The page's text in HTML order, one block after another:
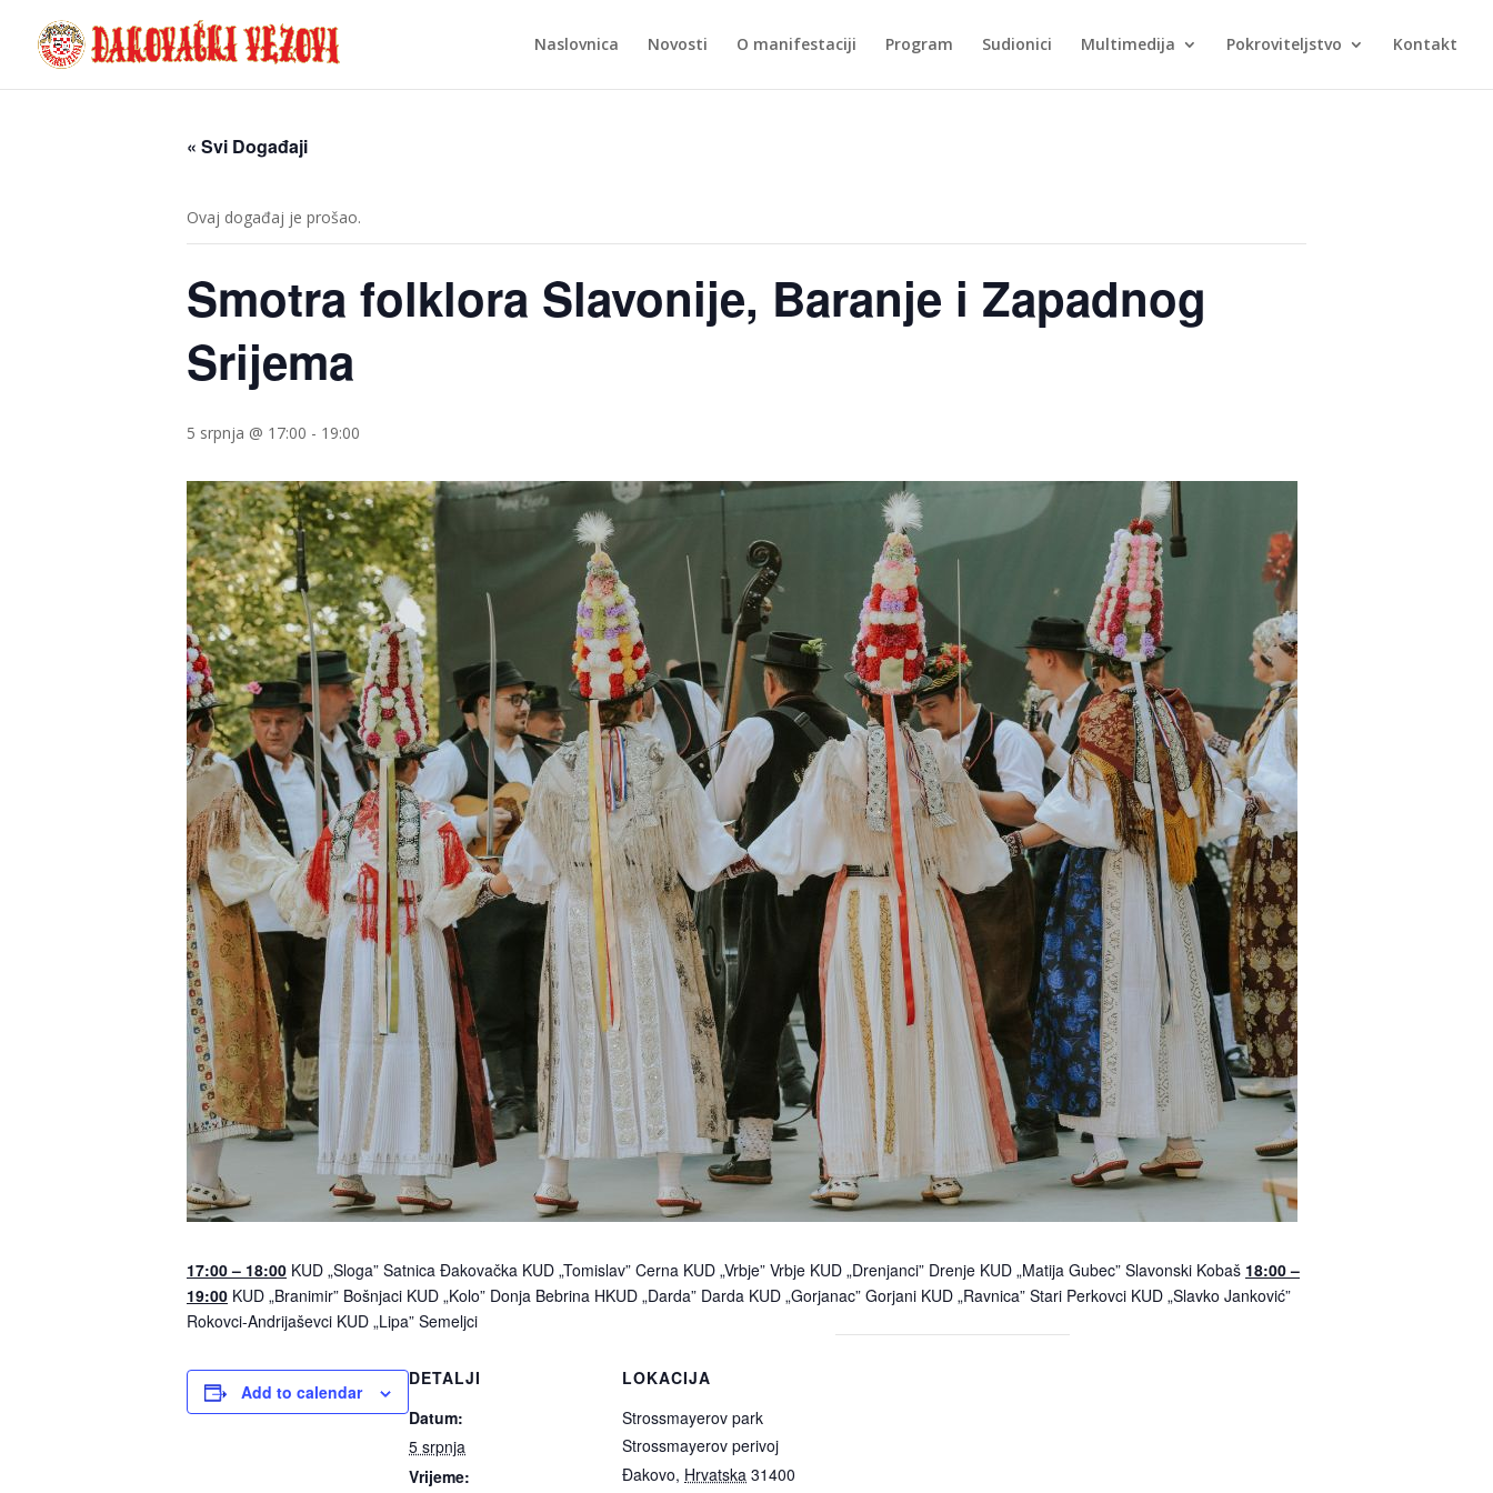
Naslovnica Novosti O manifestaciji Program Sudionici Multimedija Pokroviteljstvo Kontakt
« Svi Događaji
Ovaj događaj je prošao.
Smotra folklora Slavonije, Baranje i Zapadnog
Srijema
5 srpnja @ 17:00 - 19:00
17:00 – 18:00 KUD „Sloga” Satnica Đakovačka KUD „Tomislav” Cerna KUD „Vrbje” Vrbje KUD „Drenjanci” Drenje KUD „Matija Gubec” Slavonski Kobaš 18:00 –
19:00 KUD „Branimir” Bošnjaci KUD „Kolo” Donja Bebrina HKUD „Darda” Darda KUD „Gorjanac” Gorjani KUD „Ravnica” Stari Perkovci KUD „Slavko Janković”
Rokovci-Andrijaševci KUD „Lipa” Semeljci
Add to calendar
DETALJI
Datum:
5 srpnja
Vrijeme:
LOKACIJA
Strossmayerov park
Strossmayerov perivoj
Đakovo, Hrvatska 31400